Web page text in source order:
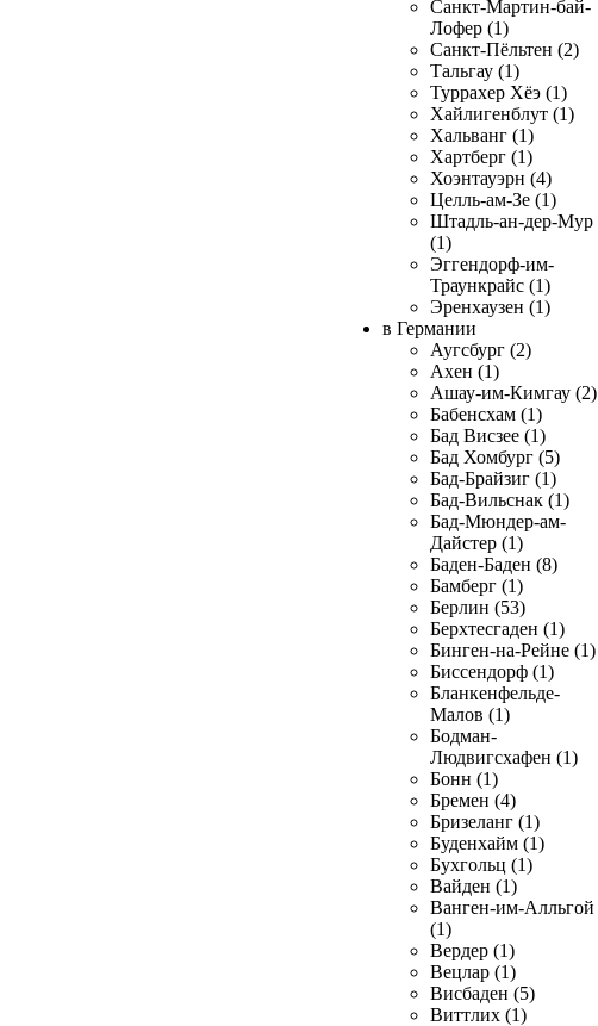
Санкт-Мартин-бай-
Лофер (1)
Санкт-Пёльтен (2)
Тальгау (1)
Туррахер Хёэ (1)
Хайлигенблут (1)
Хальванг (1)
Хартберг (1)
Хоэнтауэрн (4)
Целль-ам-Зе (1)
Штадль-ан-дер-Мур
(1)
Эггендорф-им-
Траункрайс (1)
Эренхаузен (1)
в Германии
Аугсбург (2)
Ахен (1)
Ашау-им-Кимгау (2)
Бабенсхам (1)
Бад Висзее (1)
Бад Хомбург (5)
Бад-Брайзиг (1)
Бад-Вильснак (1)
Бад-Мюндер-ам-
Дайстер (1)
Баден-Баден (8)
Бамберг (1)
Берлин (53)
Берхтесгаден (1)
Бинген-на-Рейне (1)
Биссендорф (1)
Бланкенфельде-
Малов (1)
Бодман-
Людвигсхафен (1)
Бонн (1)
Бремен (4)
Бризеланг (1)
Буденхайм (1)
Бухгольц (1)
Вайден (1)
Ванген-им-Алльгой
(1)
Вердер (1)
Вецлар (1)
Висбаден (5)
Виттлих (1)